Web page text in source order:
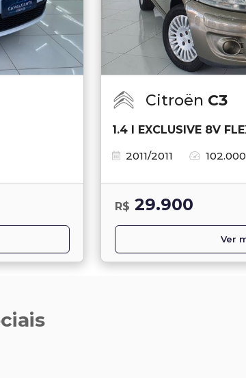
Citroën C3
1.4 I EXCLUSIVE 8V
2011/2011
R$ 29.900
Ver